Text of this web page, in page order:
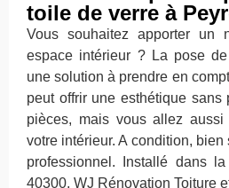
toile de verre à
Vous souhaitez apporter un
espace intérieur ? La pose
une solution à prendre en
peut offrir une esthétique
pièces, mais vous allez aussi
votre intérieur. A condition,
professionnel. Installé dans
40300, WJ Rénovation Toiture